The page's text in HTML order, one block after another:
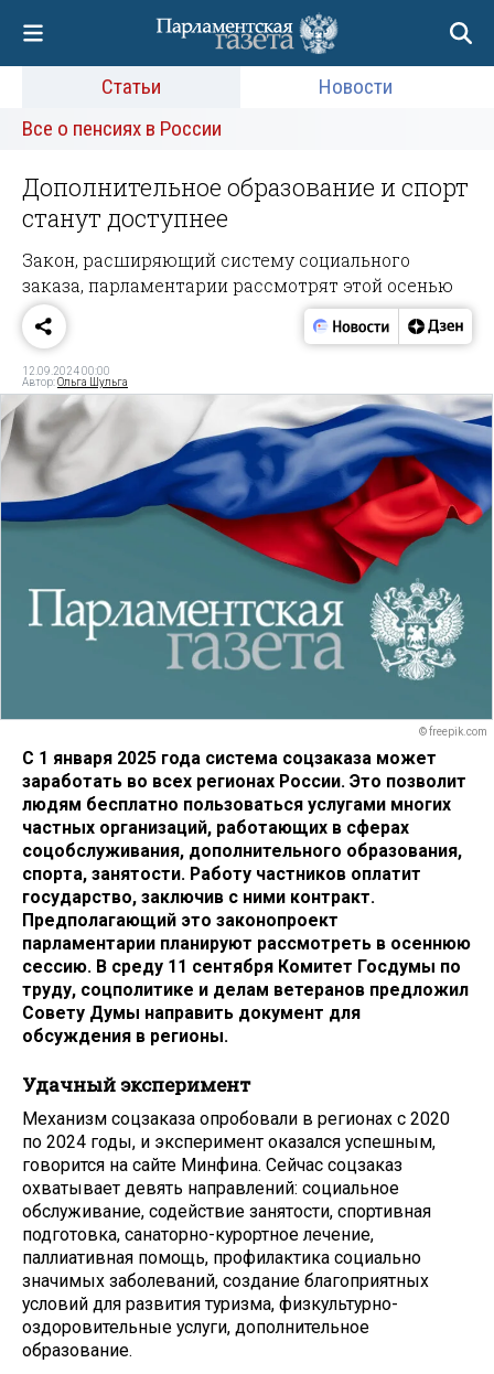
Статьи
Новости
Все о пенсиях в России
Дополнительное образование и спорт
станут доступнее
Закон, расширяющий систему социального
заказа, парламентарии рассмотрят этой осенью
12.09.2024 00:00
Автор:Ольга Шульга
© freepik.com
С 1 января 2025 года система соцзаказа может
заработать во всех регионах России. Это позволит
людям бесплатно пользоваться услугами многих
частных организаций, работающих в сферах
соцобслуживания, дополнительного образования,
спорта, занятости. Работу частников оплатит
государство, заключив с ними контракт.
Предполагающий это законопроект
парламентарии планируют рассмотреть в осеннюю
сессию. В среду 11 сентября Комитет Госдумы по
труду, соцполитике и делам ветеранов предложил
Совету Думы направить документ для
обсуждения в регионы.
Удачный эксперимент
Механизм соцзаказа опробовали в регионах с 2020
по 2024 годы, и эксперимент оказался успешным,
говорится на сайте Минфина. Сейчас соцзаказ
охватывает девять направлений: социальное
обслуживание, содействие занятости, спортивная
подготовка, санаторно-курортное лечение,
паллиативная помощь, профилактика социально
значимых заболеваний, создание благоприятных
условий для развития туризма, физкультурно-
оздоровительные услуги, дополнительное
образование.